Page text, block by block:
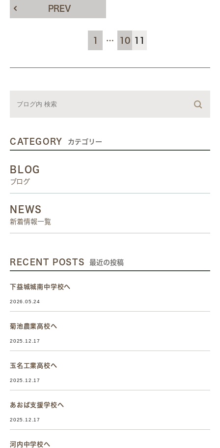
PREV
1 … 10 11
CATEGORY カテゴリー
BLOG
ブログ
NEWS
新着情報一覧
RECENT POSTS 最近の投稿
下益城城南中学校へ
2026.05.24
菊池農業高校へ
2025.12.17
玉名工業高校へ
2025.12.17
あおば支援学校へ
2025.12.17
河内中学校へ